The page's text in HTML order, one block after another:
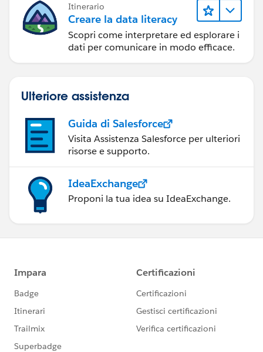
Itinerario
Creare la data literacy
Scopri come interpretare ed esplorare i
dati per comunicare in modo efficace.
Ulteriore assistenza
Guida di Salesforce
Visita Assistenza Salesforce per ulteriori
risorse e supporto.
IdeaExchange
Proponi la tua idea su IdeaExchange.